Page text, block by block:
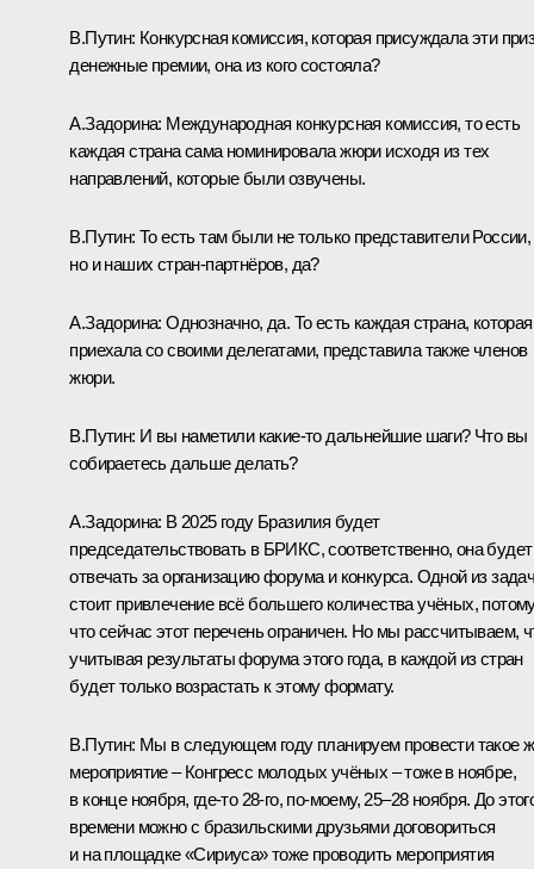
В.Путин: Конкурсная комиссия, которая присуждала эти
денежные премии, она из кого состояла?
А.Задорина: Международная конкурсная комиссия, то есть
каждая страна сама номинировала жюри исходя из тех
направлений, которые были озвучены.
В.Путин: То есть там были не только представители России,
но и наших стран-партнёров, да?
А.Задорина:Однозначно, да. То есть каждая страна, которая
приехала со своими делегатами, представила также членов
жюри.
В.Путин: И вы наметили какие-то дальнейшие шаги? Что вы
собираетесь дальше делать?
А.Задорина: В 2025 году Бразилия будет
председательствовать в БРИКС, соответственно, она будет
отвечать за организацию форума и конкурса. Одной из
стоит привлечение всё большего количества учёных,
что сейчас этот перечень ограничен. Но мы рассчитываем,
учитывая результаты форума этого года, в каждой из стран
будет только возрастать к этому формату.
В.Путин: Мы в следующем году планируем провести такое
мероприятие – Конгресс молодых учёных – тоже в ноябре,
в конце ноября, где-то 28-го, по-моему, 25–28 ноября. До
времени можно с бразильскими друзьями договориться
и на площадке «Сириуса» тоже проводить мероприятия